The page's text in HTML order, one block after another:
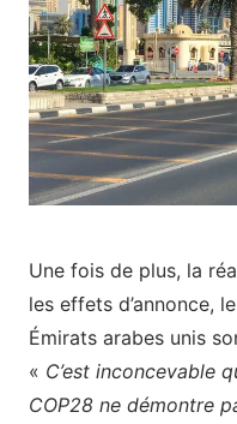
Une fois de plus, la
les effets d’annonce,
Émirats arabes unis
« C’est inconcevable
COP28 ne démontre